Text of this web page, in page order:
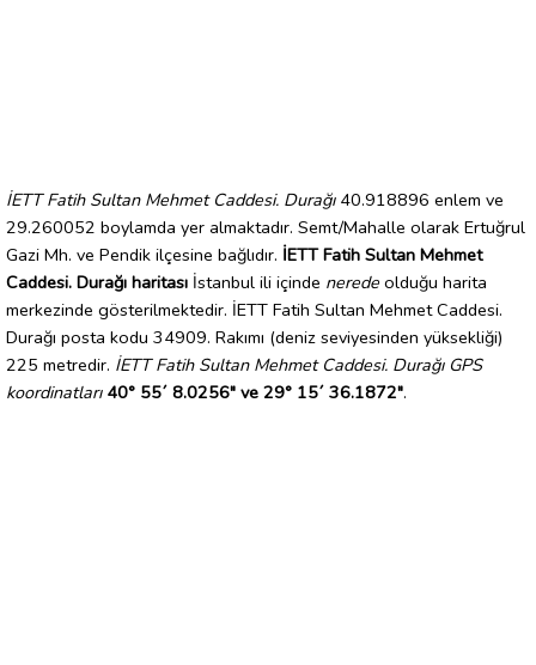
İETT Fatih Sultan Mehmet Caddesi. Durağı40.918896 enlem ve
29.260052 boylamda yer almaktadır. Semt/Mahalle olarak Ertuğrul
Gazi Mh. ve Pendik ilçesine bağlıdır. İETT Fatih Sultan Mehmet
Caddesi. Durağı haritası İstanbul ili içinde nerede olduğu harita
merkezinde gösterilmektedir. İETT Fatih Sultan Mehmet Caddesi.
Durağı posta kodu 34909. Rakımı (deniz seviyesinden yüksekliği)
225 metredir. İETT Fatih Sultan Mehmet Caddesi. Durağı GPS
koordinatları 40° 55´ 8.0256" ve 29° 15´ 36.1872".